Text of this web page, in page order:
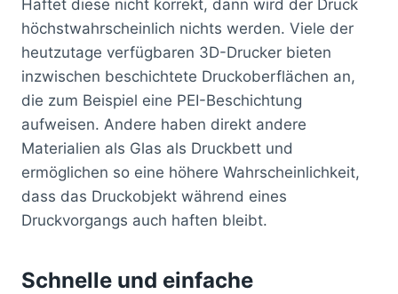
Haftet diese nicht korrekt, dann wird der Druck
höchstwahrscheinlich nichts werden. Viele der
heutzutage verfügbaren 3D-Drucker bieten
inzwischen beschichtete Druckoberflächen an,
die zum Beispiel eine PEI-Beschichtung
aufweisen. Andere haben direkt andere
Materialien als Glas als Druckbett und
ermöglichen so eine höhere Wahrscheinlichkeit,
dass das Druckobjekt während eines
Druckvorgangs auch haften bleibt.
Schnelle und einfache